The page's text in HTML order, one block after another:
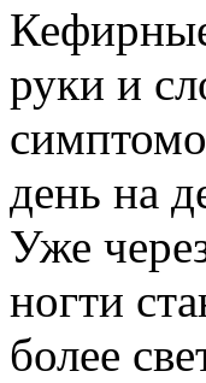
руки и
день на
Уже
ногти
более